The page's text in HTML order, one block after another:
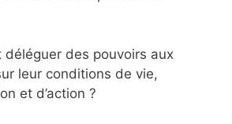
déléguer des pouvoirs aux
leur conditions de vie,
et d’action ?